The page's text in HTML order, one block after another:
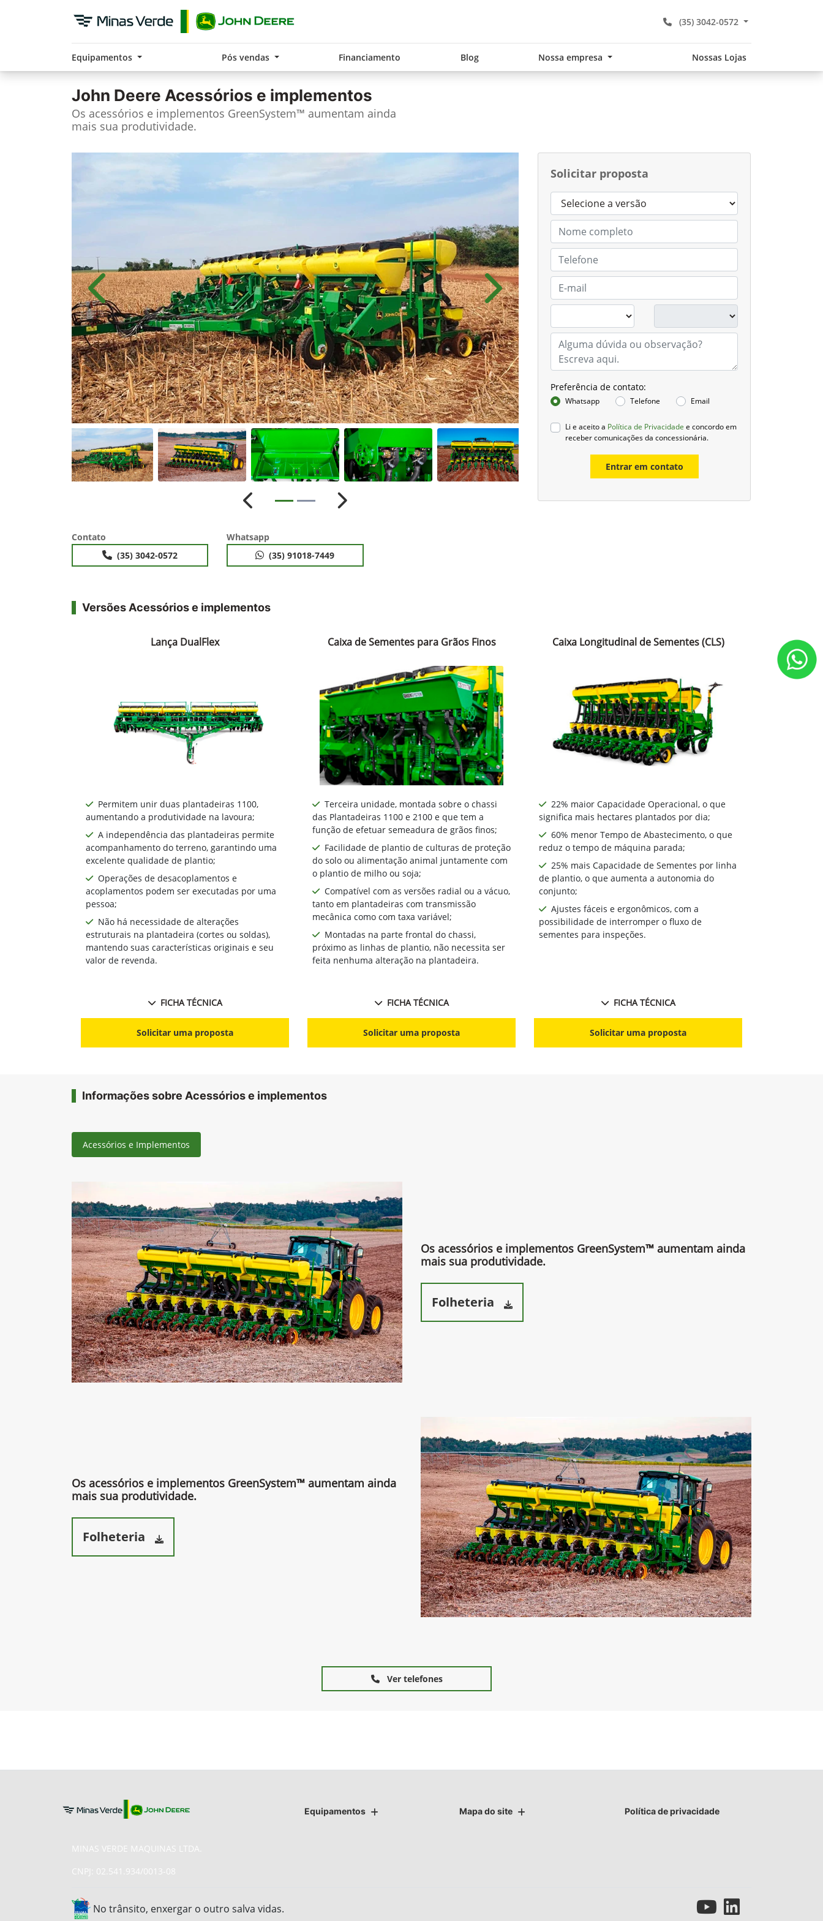
(35) 3042-0572
Equipamentos Pós vendas Financiamento Blog Nossa empresa Nossas Lojas
John Deere Acessórios e implementos
Os acessórios e implementos GreenSystem™ aumentam ainda
mais sua produtividade.​
Solicitar proposta
Preferência de contato:
Whatsapp Telefone Email
Li e aceito a Política de Privacidade e concordo em
receber comunicações da concessionária.
Entrar em contato
Anterior Próximo
Anterior Próximo
Contato
(35) 3042-0572
Whatsapp
(35) 91018-7449
Versões Acessórios e implementos
Lança DualFlex
Permitem unir duas plantadeiras 1100,
aumentando a produtividade na lavoura;
A independência das plantadeiras permite
acompanhamento do terreno, garantindo uma
excelente qualidade de plantio;
Operações de desacoplamentos e
acoplamentos podem ser executadas por uma
pessoa;
Não há necessidade de alterações
estruturais na plantadeira (cortes ou soldas),
mantendo suas características originais e seu
valor de revenda.
FICHA TÉCNICA
Solicitar uma proposta
Caixa de Sementes para Grãos Finos
Terceira unidade, montada sobre o chassi
das Plantadeiras 1100 e 2100 e que tem a
função de efetuar semeadura de grãos finos;
Facilidade de plantio de culturas de proteção
do solo ou alimentação animal juntamente com
o plantio de milho ou soja;
Compatível com as versões radial ou a vácuo,
tanto em plantadeiras com transmissão
mecânica como com taxa variável;
Montadas na parte frontal do chassi,
próximo as linhas de plantio, não necessita ser
feita nenhuma alteração na plantadeira.
FICHA TÉCNICA
Solicitar uma proposta
Caixa Longitudinal de Sementes (CLS)
22% maior Capacidade Operacional, o que
significa mais hectares plantados por dia;
60% menor Tempo de Abastecimento, o que
reduz o tempo de máquina parada;
25% mais Capacidade de Sementes por linha
de plantio, o que aumenta a autonomia do
conjunto;
Ajustes fáceis e ergonômicos, com a
possibilidade de interromper o fluxo de
sementes para inspeções.
FICHA TÉCNICA
Solicitar uma proposta
Informações sobre Acessórios e implementos
Acessórios e Implementos
Os acessórios e implementos GreenSystem™ aumentam ainda
mais sua produtividade.​
Folheteria
Os acessórios e implementos GreenSystem™ aumentam ainda
mais sua produtividade.​
Folheteria
Ver telefones
Equipamentos Mapa do site Política de privacidade
MINAS VERDE MAQUINAS LTDA.
CNPJ: 02.541.934/0013-08
No trânsito, enxergar o outro salva vidas.